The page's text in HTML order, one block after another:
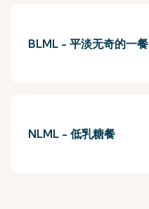
BLML - 平淡无奇的一餐
NLML - 低乳糖餐